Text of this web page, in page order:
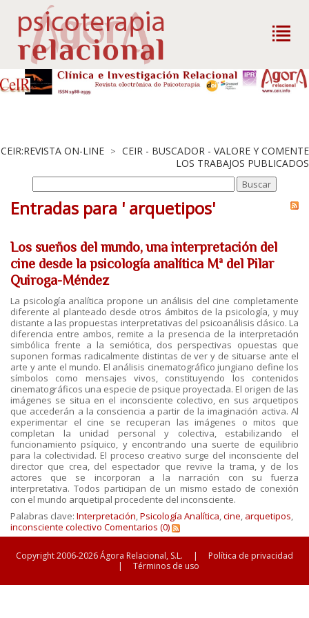
CEIR:REVISTA ON-LINE > CEIR - BUSCADOR - VALORE Y COMENTE
LOS TRABAJOS PUBLICADOS
Entradas para ' arquetipos'
Los sueños del mundo, una interpretación del
cine desde la psicología analítica Mª del Pilar
Quiroga-Méndez
La psicología analítica propone un análisis del cine completamente
diferente al planteado desde otros ámbitos de la psicología, y muy
distante a las propuestas interpretativas del psicoanálisis clásico. La
diferencia entre ambos, remite a la presencia de la interpretación
simbólica frente a la semiótica, dos perspectivas opuestas que
suponen formas radicalmente distintas de ver y de situarse ante el
arte y ante el mundo. El análisis cinematográfico jungiano define los
símbolos como mensajes vivos, constituyendo los contenidos
cinematográficos una especie de psique proyectada. El origen de las
imágenes se situa en el inconsciente colectivo, en sus arquetipos
que accederán a la consciencia a partir de la imaginación activa. Al
experimentar el cine se recuperan las imágenes o mitos que
completan la unidad personal y colectiva, estabilizando el
funcionamiento psíquico, y encontrando una suerte de equilibrio
para la colectividad. El proceso creativo surge del inconsciente del
director que crea, del espectador que revive la trama, y de los
actores que se incorporan a la narración con su fuerza
interpretativa. Todos participan de un mismo estado de conexión
con el mundo arquetipal procedente del inconsciente.
Palabras clave: Interpretación,Psicología Analítica,cine, arquetipos,
inconsciente colectivo Comentarios (0)
Copyright 2006-2026 Ágora Relacional, S.L. |
Política de privacidad
|
Términos de uso